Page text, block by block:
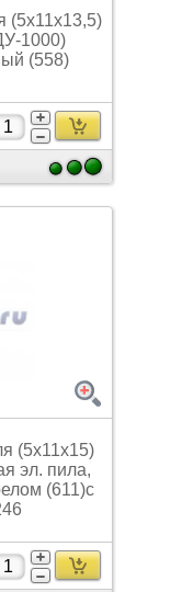
(5х11х13,5)
1000)
(558)
(5х11х15)
эл. пила,
(611)с